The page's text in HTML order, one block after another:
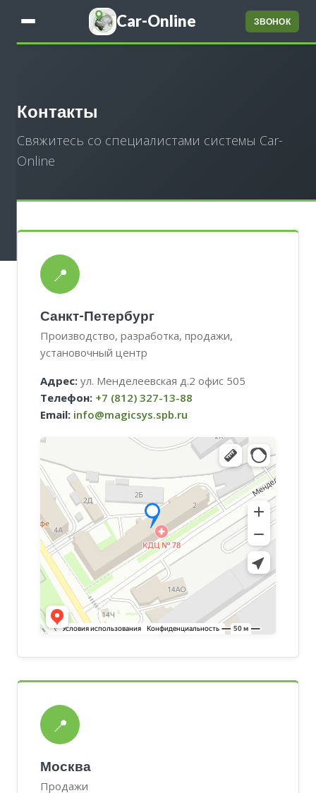
Car-Online ЗВОНОК
Контакты
Свяжитесь со специалистами системы Car-
Online
📍
Санкт-Петербург
Производство, разработка, продажи,
установочный центр
Адрес: ул. Менделеевская д.2 офис 505
Телефон: +7 (812) 327-13-88
Email: info@magicsys.spb.ru
📍
Москва
Продажи